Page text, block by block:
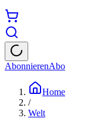
AbonnierenAbo
Home
/
Welt